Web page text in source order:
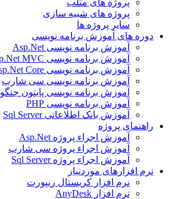
پروژه های شبیه سازی
سایر پروژه ها
دوره های آموزش برنامه نویسی
آموزش برنامه نویسی Asp.Net
آموزش برنامه نویسی Asp.Net MVC
آموزش برنامه نویسی Asp.Net Core
آموزش برنامه نویسی سی شارپ
آموزش برنامه نویسی پایتون جنگو
آموزش برنامه نویسی PHP
آموزش بانک اطلاعاتی Sql Server
راهنمای پروژه
آموزش اجراء پروژه Asp.Net
آموزش اجراء پروژه سی شارپ
آموزش اجراء پروژه Sql Server
نرم افزارهای موردنیاز
نرم افزار کریستال ریپورت
نرم افزار AnyDesk